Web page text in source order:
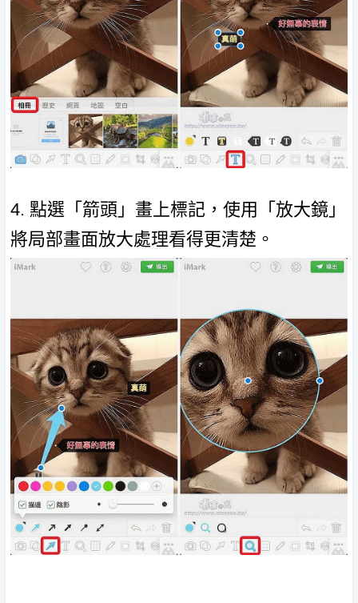
4. 點選「箭頭」畫上標記，使用「放大鏡」
將局部畫面放大處理看得更清楚。